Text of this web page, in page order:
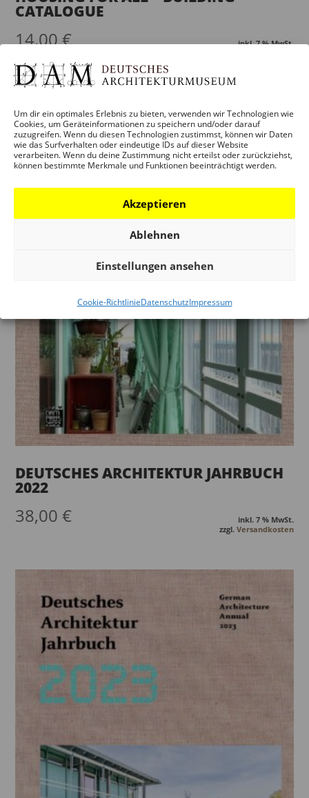
Um dir ein optimales Erlebnis zu bieten, verwenden wir Technologien wie
Cookies, um Geräteinformationen zu speichern und/oder darauf
zuzugreifen. Wenn du diesen Technologien zustimmst, können wir Daten
wie das Surfverhalten oder eindeutige IDs auf dieser Website
verarbeiten. Wenn du deine Zustimmung nicht erteilst oder zurückziehst,
können bestimmte Merkmale und Funktionen beeinträchtigt werden.
Akzeptieren
Ablehnen
Einstellungen ansehen
Cookie-RichtlinieDatenschutzImpressum
CATALOGUE
14,00€
inkl. 7 % MwSt.
DEUTSCHES ARCHITEKTUR JAHRBUCH
2022
38,00€
inkl. 7 % MwSt.
zzgl. Versandkosten